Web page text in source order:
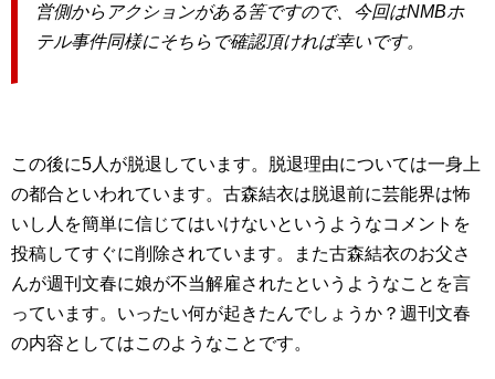
営側からアクションがある筈ですので、今回はNMBホ
テル事件同様にそちらで確認頂ければ幸いです。
この後に5人が脱退しています。脱退理由については一身上
の都合といわれています。古森結衣は脱退前に芸能界は怖
いし人を簡単に信じてはいけないというようなコメントを
投稿してすぐに削除されています。また古森結衣のお父さ
んが週刊文春に娘が不当解雇されたというようなことを言
っています。いったい何が起きたんでしょうか？週刊文春
の内容としてはこのようなことです。